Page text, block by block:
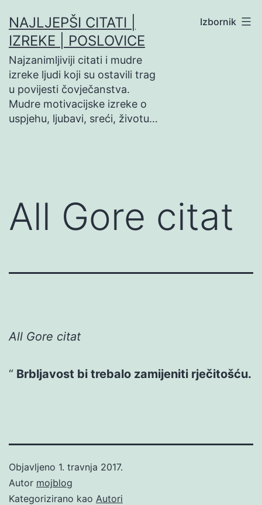
na
sadržaj
NAJLJEPŠI CITATI |
IZREKE | POSLOVICE
Najzanimljiviji citati i mudre
izreke ljudi koji su ostavili trag
u povijesti čovječanstva.
Mudre motivacijske izreke o
uspjehu, ljubavi, sreći, životu…
Izbornik
All Gore citat
All Gore citat
Brbljavost bi trebalo zamijeniti rječitošću.
Objavljeno 1. travnja 2017.
Autor mojblog
Kategorizirano kao Autori